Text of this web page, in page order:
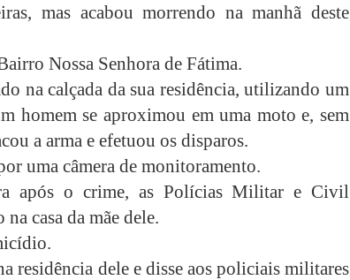
mas acabou morrendo na manhã deste
Nossa Senhora de Fátima.
na calçada da sua residência, utilizando um
homem se aproximou em uma moto e, sem
a arma e efetuou os disparos.
uma câmera de monitoramento.
após o crime, as Polícias Militar e Civil
casa da mãe dele.
residência dele e disse aos policiais militares